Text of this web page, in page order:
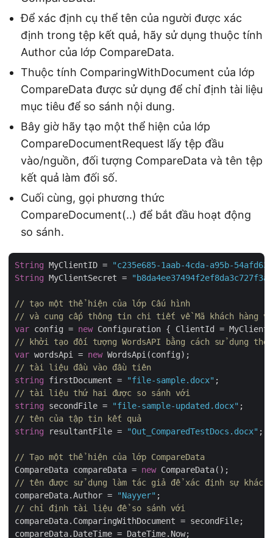
Để xác định cụ thể tên của người được xác
định trong tệp kết quả, hãy sử dụng thuộc tính
Author của lớp CompareData.
Thuộc tính ComparingWithDocument của lớp
CompareData được sử dụng để chỉ định tài liệu
mục tiêu để so sánh nội dung.
Bây giờ hãy tạo một thể hiện của lớp
CompareDocumentRequest lấy tệp đầu
vào/nguồn, đối tượng CompareData và tên tệp
kết quả làm đối số.
Cuối cùng, gọi phương thức
CompareDocument(..) để bắt đầu hoạt động
so sánh.
String MyClientID =
"c235e685-1aab-4cda-a95b-
String MyClientSecret =
// tạo một thể hiện của lớp Cấu hình
// và cung cấp thông tin chi tiết về Mã khách hàng và
var config = new
// khởi tạo đối tượng WordsAPI bằng cách sử dụng
var wordsApi = new
// tài liệu đầu vào đầu tiên
string firstDocument = "file-sample.docx"
// tài liệu thứ hai được so sánh với
string secondFile = "file-sample-updated.docx"
// tên của tập tin kết quả
string resultantFile = "Out_ComparedTestDocs.docx" ;
// Tạo một thể hiện của lớp CompareData
CompareData compareData = new
// tên được sử dụng làm tác giả để xác định sự khác
compareData.Author =
"Nayyer"
// chỉ định tài liệu để so sánh với
compareData.ComparingWithDocument = secondFile;